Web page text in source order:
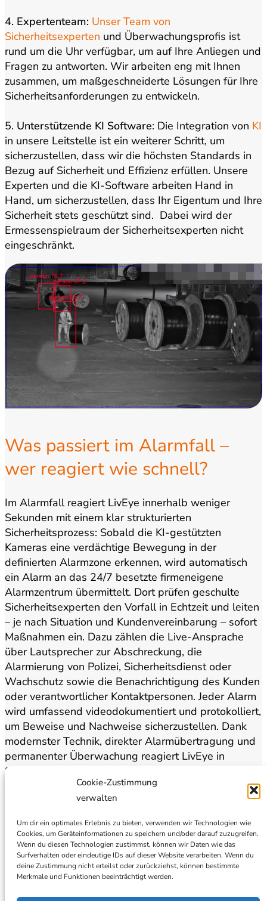
Cookie-Zustimmung
verwalten
Um dir ein optimales Erlebnis zu bieten, verwenden wir Technologien wie
Cookies, um Geräteinformationen zu speichern und/oder darauf zuzugreifen.
Wenn du diesen Technologien zustimmst, können wir Daten wie das
Surfverhalten oder eindeutige IDs auf dieser Website verarbeiten. Wenn du
deine Zustimmung nicht erteilst oder zurückziehst, können bestimmte
Merkmale und Funktionen beeinträchtigt werden.
4. Expertenteam: Unser Team von
Sicherheitsexperten und Überwachungsprofis ist
rund um die Uhr verfügbar, um auf Ihre Anliegen und
Fragen zu antworten. Wir arbeiten eng mit Ihnen
zusammen, um maßgeschneiderte Lösungen für Ihre
Sicherheitsanforderungen zu entwickeln.
5. Unterstützende KI Software: Die Integration von KI
in unsere Leitstelle ist ein weiterer Schritt, um
sicherzustellen, dass wir die höchsten Standards in
Bezug auf Sicherheit und Effizienz erfüllen. Unsere
Experten und die KI-Software arbeiten Hand in
Hand, um sicherzustellen, dass Ihr Eigentum und Ihre
Sicherheit stets geschützt sind. Dabei wird der
Ermessenspielraum der Sicherheitsexperten nicht
eingeschränkt.
Was passiert im Alarmfall –
wer reagiert wie schnell?
Im Alarmfall reagiert LivEye innerhalb weniger
Sekunden mit einem klar strukturierten
Sicherheitsprozess: Sobald die KI-gestützten
Kameras eine verdächtige Bewegung in der
definierten Alarmzone erkennen, wird automatisch
ein Alarm an das 24/7 besetzte firmeneigene
Alarmzentrum übermittelt. Dort prüfen geschulte
Sicherheitsexperten den Vorfall in Echtzeit und leiten
– je nach Situation und Kundenvereinbarung – sofort
Maßnahmen ein. Dazu zählen die Live-Ansprache
über Lautsprecher zur Abschreckung, die
Alarmierung von Polizei, Sicherheitsdienst oder
Wachschutz sowie die Benachrichtigung des Kunden
oder verantwortlicher Kontaktpersonen. Jeder Alarm
wird umfassend videodokumentiert und protokolliert,
um Beweise und Nachweise sicherzustellen. Dank
modernster Technik, direkter Alarmübertragung und
permanenter Überwachung reagiert LivEye in
Sekunden und rund um die Uhr (24/7) – für maximale
Sicherheit und schnelle Intervention im Ernstfall.
Beweismittelsicherung auf
höchstem Niveau
Wenn in der LivEye-Leitstelle ein